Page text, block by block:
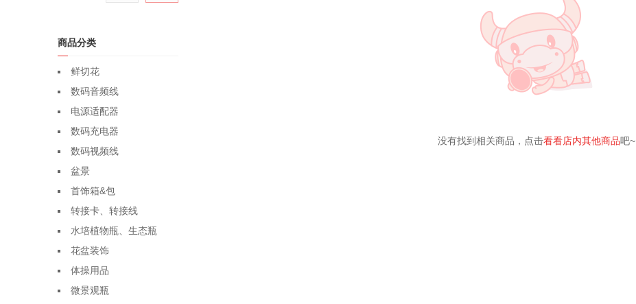
商品分类
鲜切花
数码音频线
电源适配器
数码充电器
数码视频线
盆景
首饰箱&包
转接卡、转接线
水培植物瓶、生态瓶
花盆装饰
体操用品
微景观瓶
没有找到相关商品，点击看看店内其他商品吧~